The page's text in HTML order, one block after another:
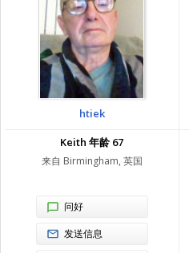
htiek
Keith 年龄 67
来自 Birmingham, 英国
问好
发送信息